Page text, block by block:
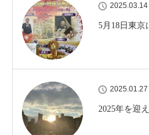
2025.03.14
5月18日東京
2025.01.27
2025年を迎